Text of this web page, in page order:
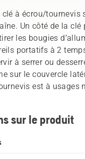
à écrou/tournevis
Un côté de la clé
les bougies
portatifs à 2
à serrer ou
sur le couvercle
est à usages
sur le produit